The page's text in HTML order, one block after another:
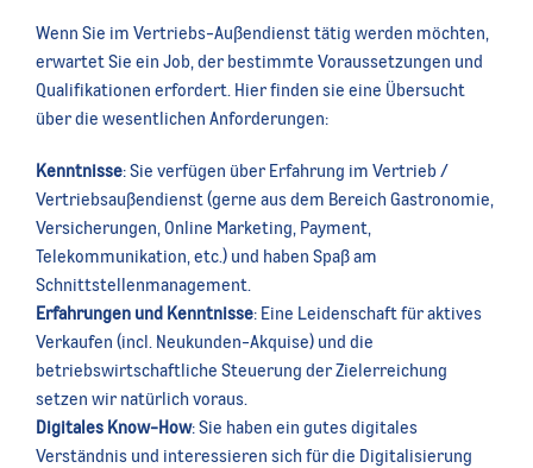
Wenn Sie im Vertriebs-Außendienst tätig werden möchten,
erwartet Sie ein Job, der bestimmte Voraussetzungen und
Qualifikationen erfordert. Hier finden sie eine Übersucht
über die wesentlichen Anforderungen:
Kenntnisse: Sie verfügen über Erfahrung im Vertrieb /
Vertriebsaußendienst (gerne aus dem Bereich Gastronomie,
Versicherungen, Online Marketing, Payment,
Telekommunikation, etc.) und haben Spaß am
Schnittstellenmanagement.
Erfahrungen und Kenntnisse: Eine Leidenschaft für aktives
Verkaufen (incl. Neukunden-Akquise) und die
betriebswirtschaftliche Steuerung der Zielerreichung
setzen wir natürlich voraus.
Digitales Know-How: Sie haben ein gutes digitales
Verständnis und interessieren sich für die Digitalisierung